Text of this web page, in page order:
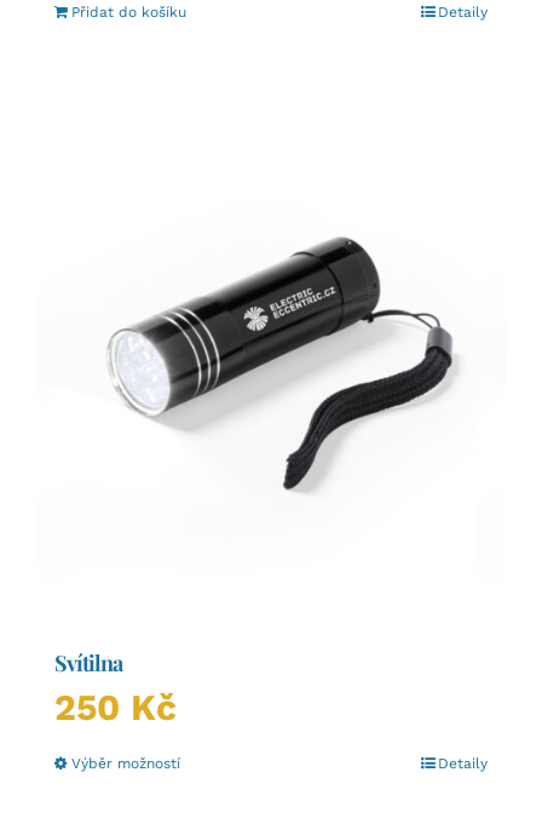
Přidat do košíku Detaily
Svítilna
250 Kč
Výběr možnostíTento
Detaily